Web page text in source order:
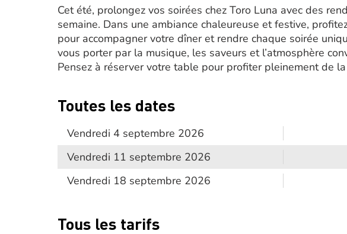
Cet été, prolongez vos soirées chez Toro Luna avec des
semaine. Dans une ambiance chaleureuse et festive,
pour accompagner votre dîner et rendre chaque soirée
vous porter par la musique, les saveurs et l’atmosphère
Pensez à réserver votre table pour profiter pleinement de
Toutes les dates
Vendredi 4 septembre 2026
Vendredi 11 septembre 2026
Vendredi 18 septembre 2026
Tous les tarifs